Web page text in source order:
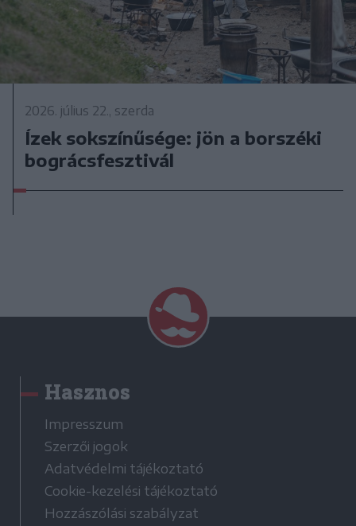
2026. július 22., szerda
Ízek sokszínűsége: jön a borszéki
bográcsfesztivál
Hasznos
Impresszum
Szerzői jogok
Adatvédelmi tájékoztató
Cookie-kezelési tájékoztató
Hozzászólási szabályzat